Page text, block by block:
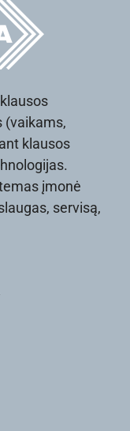
(vaikams,
klausos
įmonė
servisą,